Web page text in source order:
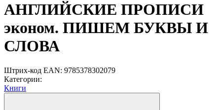
АНГЛИЙСКИЕ ПРОПИСИ
эконом. ПИШЕМ БУКВЫ И
СЛОВА
Штрих-код EAN: 9785378302079
Категории:
Книги